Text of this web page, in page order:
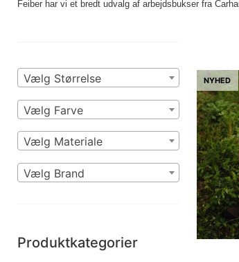
Feiber har vi et bredt udvalg af arbejdsbukser fra
Vælg Størrelse
Vælg Farve
Vælg Materiale
Vælg Brand
Produktkategorier
NYHED